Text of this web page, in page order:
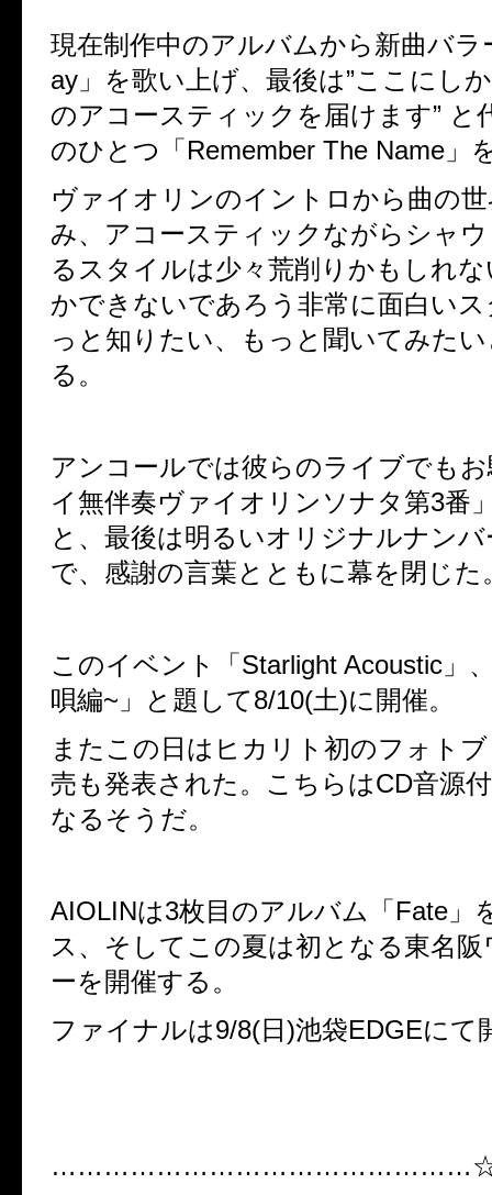
現在制作中のアルバムから新曲バラ
ay」を歌い上げ、最後は”ここにし
のアコースティックを届けます” と
のひとつ「Remember The Name」
ヴァイオリンのイントロから曲の
み、アコースティックながらシャ
るスタイルは少々荒削りかもしれ
かできないであろう非常に面白い
っと知りたい、もっと聞いてみた
る。
アンコールでは彼らのライブでも
イ無伴奏ヴァイオリンソナタ第3番
と、最後は明るいオリジナルナン
で、感謝の言葉とともに幕を閉じた
このイベント「Starlight Acoustic」
唄編~」と題して8/10(土)に開催。
またこの日はヒカリト初のフォト
売も発表された。こちらはCD音源
なるそうだ。
AIOLINは3枚目のアルバム「Fate」
ス、そしてこの夏は初となる東名
ーを開催する。
ファイナルは9/8(日)池袋EDGEにて